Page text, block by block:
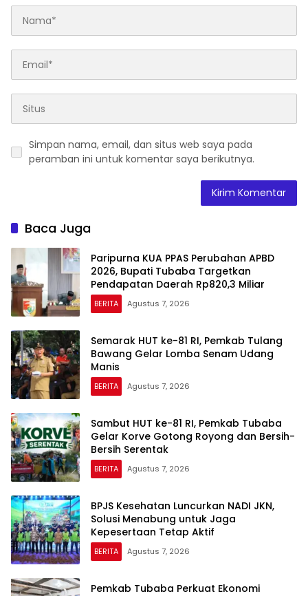
Simpan nama, email, dan situs web saya pada
peramban ini untuk komentar saya berikutnya.
Baca Juga
Paripurna KUA PPAS Perubahan APBD
2026, Bupati Tubaba Targetkan
Pendapatan Daerah Rp820,3 Miliar
BERITA Agustus 7, 2026
Semarak HUT ke-81 RI, Pemkab Tulang
Bawang Gelar Lomba Senam Udang
Manis
BERITA Agustus 7, 2026
Sambut HUT ke-81 RI, Pemkab Tubaba
Gelar Korve Gotong Royong dan Bersih-
Bersih Serentak
BERITA Agustus 7, 2026
BPJS Kesehatan Luncurkan NADI JKN,
Solusi Menabung untuk Jaga
Kepesertaan Tetap Aktif
BERITA Agustus 7, 2026
Pemkab Tubaba Perkuat Ekonomi